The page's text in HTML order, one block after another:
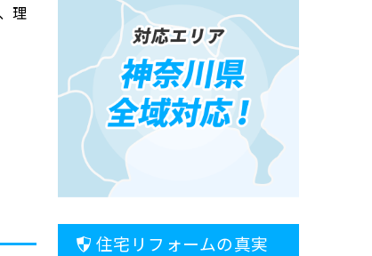
理
住宅リフォームの真実